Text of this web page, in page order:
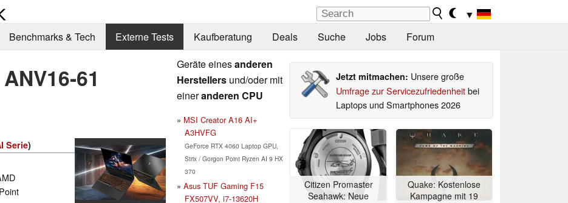
▼
Benchmarks & Tech Externe Tests Kaufberatung Deals Suche Jobs Forum
61
Serie)
Geräte einesanderen
Herstellers und/oder mit
eineranderen CPU
MSI Creator A16 AI+
A3HVFG
GeForce RTX 4060 Laptop GPU,
Strix / Gorgon Point Ryzen AI 9 HX
370
Asus TUF Gaming F15
FX507VV, i7-13620H
Jetzt mitmachen: Unsere große
Umfrage zur Servicezufriedenheitbei
Laptops und Smartphones 2026
Citizen Promaster
Seahawk: Neue
Quake: Kostenlose
Kampagne mit 19